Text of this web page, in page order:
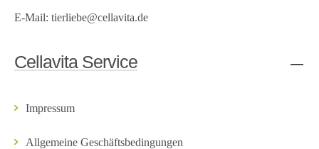
E-Mail: tierliebe@cellavita.de
Cellavita Service
Impressum
Allgemeine Geschäftsbedingungen